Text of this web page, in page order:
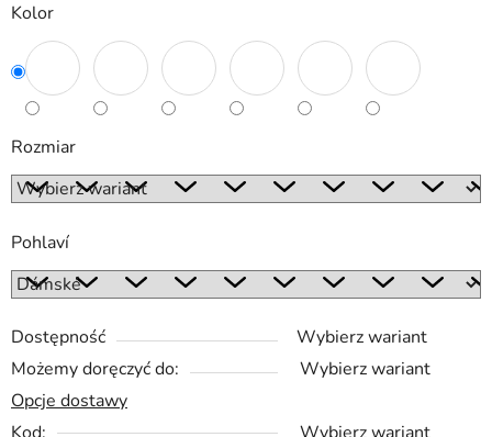
Kolor
Rozmiar
Pohlaví
Dostępność
Wybierz wariant
Możemy doręczyć do:
Wybierz wariant
Opcje dostawy